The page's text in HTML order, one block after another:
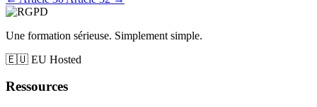
Une formation sérieuse. Simplement simple.
🇪🇺 EU Hosted
Ressources